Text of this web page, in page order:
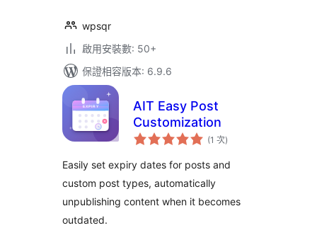
wpsqr
啟用安裝數: 50+
保證相容版本: 6.9.6
AIT Easy Post
Customization
(1 次評
分
數
)
Easily set expiry dates for posts and
custom post types, automatically
unpublishing content when it becomes
outdated.